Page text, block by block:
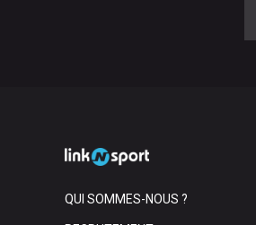
QUI SOMMES-NOUS ?